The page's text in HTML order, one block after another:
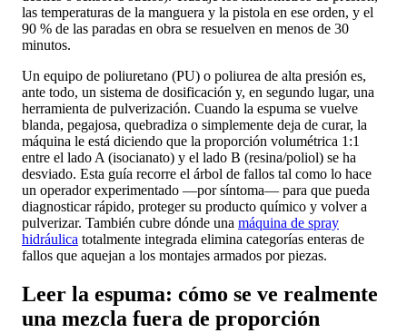
las temperaturas de la manguera y la pistola en ese orden, y el
90 % de las paradas en obra se resuelven en menos de 30
minutos.
Un equipo de poliuretano (PU) o poliurea de alta presión es,
ante todo, un sistema de dosificación y, en segundo lugar, una
herramienta de pulverización. Cuando la espuma se vuelve
blanda, pegajosa, quebradiza o simplemente deja de curar, la
máquina le está diciendo que la proporción volumétrica 1:1
entre el lado A (isocianato) y el lado B (resina/poliol) se ha
desviado. Esta guía recorre el árbol de fallos tal como lo hace
un operador experimentado —por síntoma— para que pueda
diagnosticar rápido, proteger su producto químico y volver a
pulverizar. También cubre dónde una máquina de spray
hidráulica totalmente integrada elimina categorías enteras de
fallos que aquejan a los montajes armados por piezas.
Leer la espuma: cómo se ve realmente
una mezcla fuera de proporción